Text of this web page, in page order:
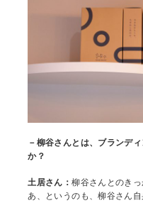
－柳谷さんとは、ブランデ
か？
土居さん：柳谷さんとのき
あ、というのも、柳谷さん